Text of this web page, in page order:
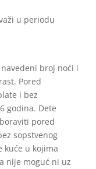
u periodu
broj noći i
Pored
i bez
godina. Dete
pored
sopstvenog
kuće u kojima
nije moguć ni uz